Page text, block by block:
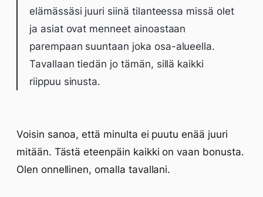
elämässäsi juuri siinä tilanteessa missä olet
ja asiat ovat menneet ainoastaan
parempaan suuntaan joka osa-alueella.
Tavallaan tiedän jo tämän, sillä kaikki
riippuu sinusta.
Voisin sanoa, että minulta ei puutu enää juuri
mitään. Tästä eteenpäin kaikki on vaan bonusta.
Olen onnellinen, omalla tavallani.